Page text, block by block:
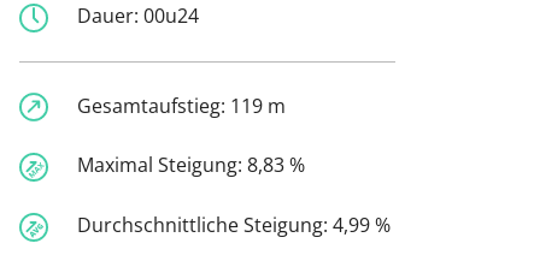
Dauer: 00u24
Gesamtaufstieg: 119 m
Maximal Steigung: 8,83 %
Durchschnittliche Steigung: 4,99 %